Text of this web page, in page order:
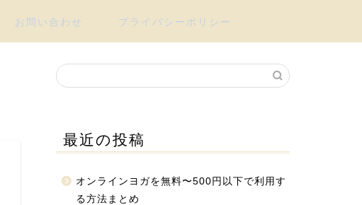
お問い合わせ プライバシーポリシー
最近の投稿
オンラインヨガを無料〜500円以下で利用す
る方法まとめ